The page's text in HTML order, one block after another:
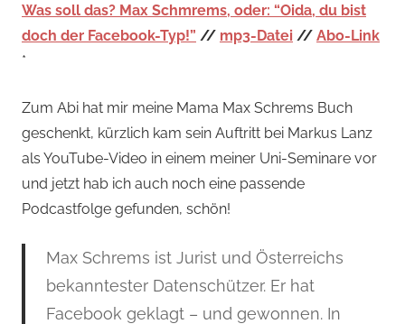
Was soll das? Max Schmrems, oder: “Oida, du bist
doch der Facebook-Typ!” // mp3-Datei // Abo-Link
*
Zum Abi hat mir meine Mama Max Schrems Buch
geschenkt, kürzlich kam sein Auftritt bei Markus Lanz
als YouTube-Video in einem meiner Uni-Seminare vor
und jetzt hab ich auch noch eine passende
Podcastfolge gefunden, schön!
Max Schrems ist Jurist und Österreichs
bekanntester Datenschützer. Er hat
Facebook geklagt – und gewonnen. In